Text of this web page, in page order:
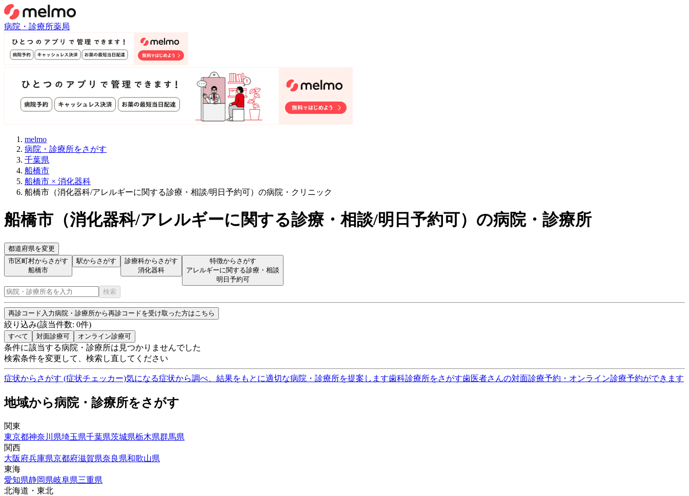
病院・診療所薬局
melmo
病院・診療所をさがす
千葉県
船橋市
船橋市 × 消化器科
船橋市（消化器科/アレルギーに関する診療・相談/明日予約可）の病院・クリニック
船橋市 （消化器科/アレルギーに関する診療・相談/明日予約可） の病院・診療所
都道府県を変更
市区町村からさがす
船橋市
駅からさがす
診療科からさがす
消化器科
特徴からさがす
アレルギーに関する診療・相談
明日予約可
検索
再診コード入力病院・診療所から再診コードを受け取った方はこちら
絞り込み(該当件数: 0件)
すべて 対面診療可 オンライン診療可
条件に該当する病院・診療所は見つかりませんでした
検索条件を変更して、検索し直してください
症状からさがす (症状チェッカー)気になる症状から調べ、結果をもとに適切な病院・診療所を提案します歯科診療所をさがす歯医者さんの対面診療予約・オンライン診療予約ができます
地域から病院・診療所をさがす
関東
東京都神奈川県埼玉県千葉県茨城県栃木県群馬県
関西
大阪府兵庫県京都府滋賀県奈良県和歌山県
東海
愛知県静岡県岐阜県三重県
北海道・東北